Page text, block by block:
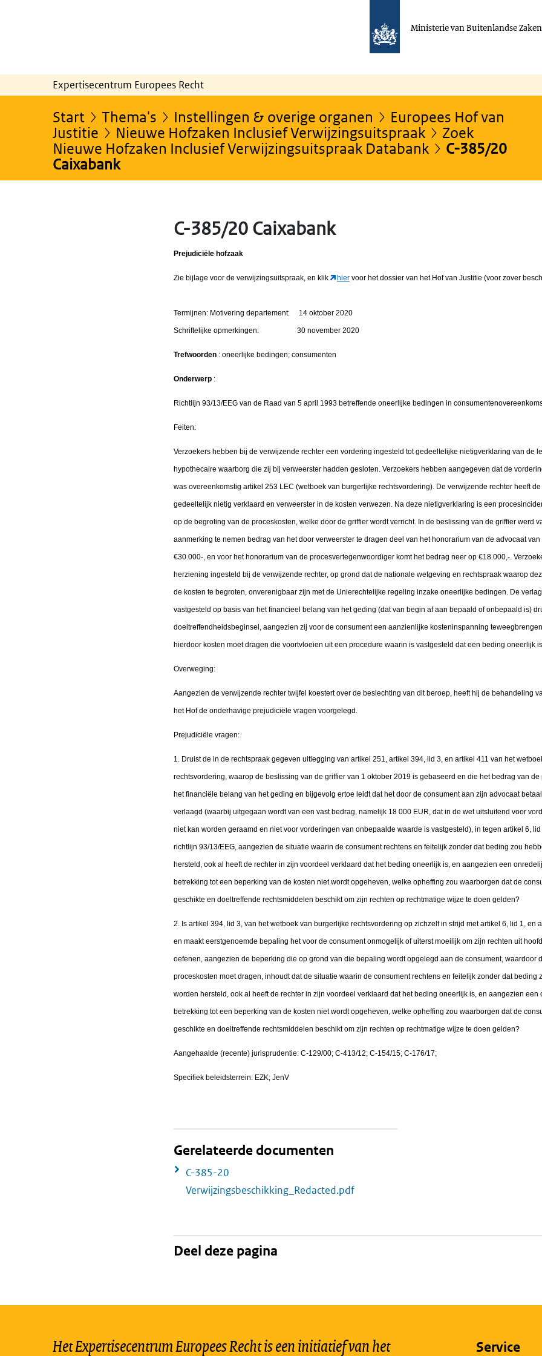
Ministerie van Buitenlandse Zaken
Expertisecentrum Europees Recht
Start Thema's Instellingen & overige organen
Europees Hof van
Justitie
Nieuwe Hofzaken Inclusief Verwijzingsuitspraak
Zoek
Nieuwe Hofzaken Inclusief Verwijzingsuitspraak Databank
C-385/20
Caixabank
C-385/20 Caixabank
Prejudiciële hofzaak
Zie bijlage voor de verwijzingsuitspraak, en klik hier voor het dossier van het Hof van Justitie (voor zover
Termijnen: Motivering departement: 14 oktober 2020
Schriftelijke opmerkingen: 30 november 2020
Trefwoorden : oneerlijke bedingen; consumenten
Onderwerp :
Richtlijn 93/13/EEG van de Raad van 5 april 1993 betreffende oneerlijke bedingen in
Feiten:
Verzoekers hebben bij de verwijzende rechter een vordering ingesteld tot gedeeltelijke nietigverklaring van de
hypothecaire waarborg die zij bij verweerster hadden gesloten. Verzoekers hebben aangegeven dat de
was overeenkomstig artikel 253 LEC (wetboek van burgerlijke rechtsvordering). De verwijzende rechter heeft
gedeeltelijk nietig verklaard en verweerster in de kosten verwezen. Na deze nietigverklaring is een
op de begroting van de proceskosten, welke door de griffier wordt verricht. In de beslissing van de griffier werd
aanmerking te nemen bedrag van het door verweerster te dragen deel van het honorarium van de advocaat
€30.000-, en voor het honorarium van de procesvertegenwoordiger komt het bedrag neer op €18.000,-.
herziening ingesteld bij de verwijzende rechter, op grond dat de nationale wetgeving en rechtspraak waarop
de kosten te begroten, onverenigbaar zijn met de Unierechtelijke regeling inzake oneerlijke bedingen. De
vastgesteld op basis van het financieel belang van het geding (dat van begin af aan bepaald of onbepaald is)
doeltreffendheidsbeginsel, aangezien zij voor de consument een aanzienlijke kosteninspanning
hierdoor kosten moet dragen die voortvloeien uit een procedure waarin is vastgesteld dat een beding oneerlijk
Overweging:
Aangezien de verwijzende rechter twijfel koestert over de beslechting van dit beroep, heeft hij de behandeling
het Hof de onderhavige prejudiciële vragen voorgelegd.
Prejudiciële vragen:
1. Druist de in de rechtspraak gegeven uitlegging van artikel 251, artikel 394, lid 3, en artikel 411 van het
rechtsvordering, waarop de beslissing van de griffier van 1 oktober 2019 is gebaseerd en die het bedrag van
het financiële belang van het geding en bijgevolg ertoe leidt dat het door de consument aan zijn advocaat
verlaagd (waarbij uitgegaan wordt van een vast bedrag, namelijk 18 000 EUR, dat in de wet uitsluitend voor
niet kan worden geraamd en niet voor vorderingen van onbepaalde waarde is vastgesteld), in tegen artikel 6,
richtlijn 93/13/EEG, aangezien de situatie waarin de consument rechtens en feitelijk zonder dat beding zou
hersteld, ook al heeft de rechter in zijn voordeel verklaard dat het beding oneerlijk is, en aangezien een
betrekking tot een beperking van de kosten niet wordt opgeheven, welke opheffing zou waarborgen dat de
geschikte en doeltreffende rechtsmiddelen beschikt om zijn rechten op rechtmatige wijze te doen gelden?
2. Is artikel 394, lid 3, van het wetboek van burgerlijke rechtsvordering op zichzelf in strijd met artikel 6, lid 1, en
en maakt eerstgenoemde bepaling het voor de consument onmogelijk of uiterst moeilijk om zijn rechten uit
oefenen, aangezien de beperking die op grond van die bepaling wordt opgelegd aan de consument, waardoor
proceskosten moet dragen, inhoudt dat de situatie waarin de consument rechtens en feitelijk zonder dat beding
worden hersteld, ook al heeft de rechter in zijn voordeel verklaard dat het beding oneerlijk is, en aangezien een
betrekking tot een beperking van de kosten niet wordt opgeheven, welke opheffing zou waarborgen dat de
geschikte en doeltreffende rechtsmiddelen beschikt om zijn rechten op rechtmatige wijze te doen gelden?
Aangehaalde (recente) jurisprudentie: C-129/00; C-413/12; C-154/15; C-176/17;
Specifiek beleidsterrein: EZK; JenV
Gerelateerde documenten
C-385-20
Verwijzingsbeschikking_Redacted.pdf
Deel deze pagina
Het Expertisecentrum Europees Recht is een initiatief van het Service